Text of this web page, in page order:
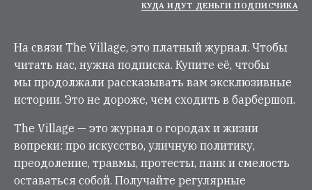
КУДА ИДУТ ДЕНЬГИ ПОДПИСЧИКА
На связи The Village, это платный журнал. Чтобы
читать нас, нужна подписка. Купите её, чтобы
мы продолжали рассказывать вам эксклюзивные
истории. Это не дороже, чем сходить в барбершоп.
The Village — это журнал о городах и жизни
вопреки: про искусство, уличную политику,
преодоление, травмы, протесты, панк и смелость
оставаться собой. Получайте регулярные